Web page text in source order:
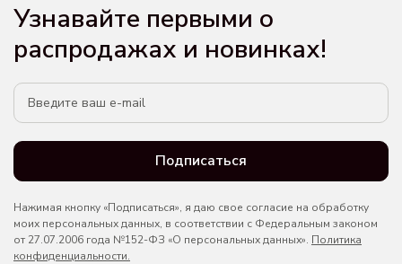
Узнавайте первыми о
распродажах и новинках!
Подписаться
Нажимая кнопку «Подписаться», я даю свое согласие на обработку
моих персональных данных, в соответствии с Федеральным законом
от 27.07.2006 года №152-ФЗ «О персональных данных». Политика
конфиденциальности.